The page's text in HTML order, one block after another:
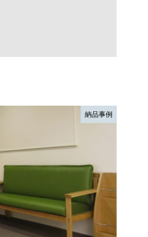
納品事例